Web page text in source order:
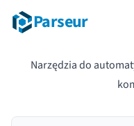
Parseur
Narzędzia do